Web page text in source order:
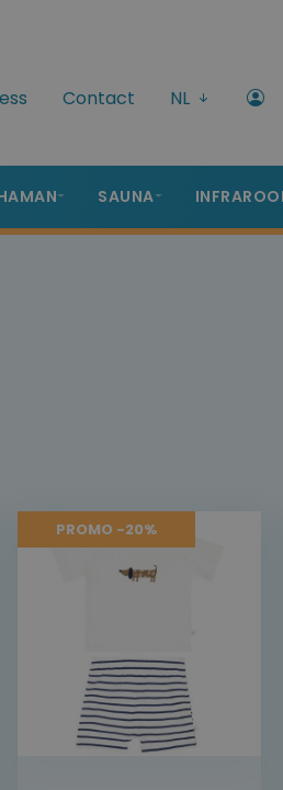
Contact NL
SAUNA
PROMO -20%